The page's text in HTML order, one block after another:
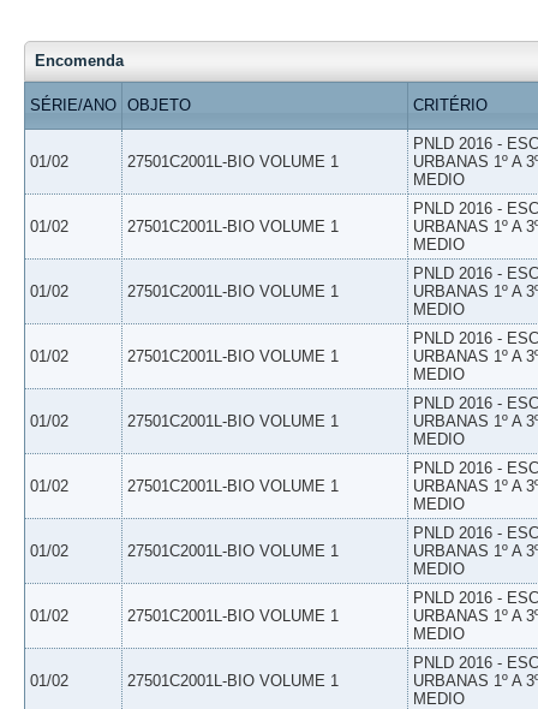
Encomenda
SÉRIE/ANO OBJETO CRITÉRIO
01/02 27501C2001L-BIO VOLUME 1
PNLD 2016 -
URBANAS 1º A
MEDIO
01/02 27501C2001L-BIO VOLUME 1
PNLD 2016 -
URBANAS 1º A
MEDIO
01/02 27501C2001L-BIO VOLUME 1
PNLD 2016 -
URBANAS 1º A
MEDIO
01/02 27501C2001L-BIO VOLUME 1
PNLD 2016 -
URBANAS 1º A
MEDIO
01/02 27501C2001L-BIO VOLUME 1
PNLD 2016 -
URBANAS 1º A
MEDIO
01/02 27501C2001L-BIO VOLUME 1
PNLD 2016 -
URBANAS 1º A
MEDIO
01/02 27501C2001L-BIO VOLUME 1
PNLD 2016 -
URBANAS 1º A
MEDIO
01/02 27501C2001L-BIO VOLUME 1
PNLD 2016 -
URBANAS 1º A
MEDIO
01/02 27501C2001L-BIO VOLUME 1
PNLD 2016 -
URBANAS 1º A
MEDIO